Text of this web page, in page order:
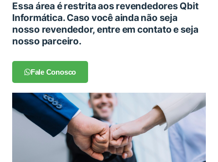
Essa área é restrita aos revendedores Qbit
Informática. Caso você ainda não seja
nosso revendedor, entre em contato e seja
nosso parceiro.
Fale Conosco